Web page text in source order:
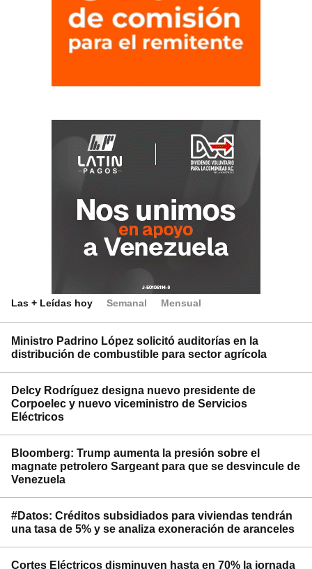
Las + Leídas hoy Semanal Mensual
Ministro Padrino López solicitó auditorías en la
distribución de combustible para sector agrícola
Delcy Rodríguez designa nuevo presidente de
Corpoelec y nuevo viceministro de Servicios
Eléctricos
Bloomberg: Trump aumenta la presión sobre el
magnate petrolero Sargeant para que se desvincule de
Venezuela
#Datos: Créditos subsidiados para viviendas tendrán
una tasa de 5% y se analiza exoneración de aranceles
Cortes Eléctricos disminuyen hasta en 70% la jornada